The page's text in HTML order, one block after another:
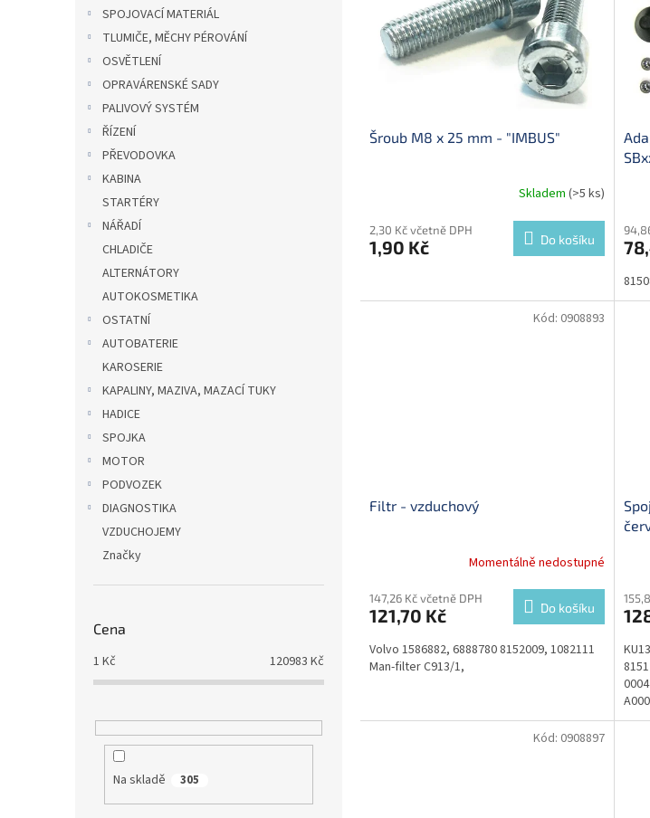
SPOJOVACÍ MATERIÁL
TLUMIČE, MĚCHY PÉROVÁNÍ
OSVĚTLENÍ
OPRAVÁRENSKÉ SADY
PALIVOVÝ SYSTÉM
ŘÍZENÍ
PŘEVODOVKA
KABINA
STARTÉRY
NÁŘADÍ
CHLADIČE
ALTERNÁTORY
AUTOKOSMETIKA
OSTATNÍ
AUTOBATERIE
KAROSERIE
KAPALINY, MAZIVA, MAZACÍ TUKY
HADICE
SPOJKA
MOTOR
PODVOZEK
DIAGNOSTIKA
VZDUCHOJEMY
Značky
Cena
1 Kč 120983 Kč
Na skladě 305
Šroub M8 x 25 mm - "IMBUS"
Skladem (>5 ks)
2,30 Kč včetně DPH
1,90 Kč Do košíku
Filtr - vzduchový
Momentálně nedostupné
147,26 Kč včetně DPH
121,70 Kč Do košíku
Volvo 1586882, 6888780 8152009, 1082111
Man-filter C913/1,
Kód: 0908893
Kód: 0908897